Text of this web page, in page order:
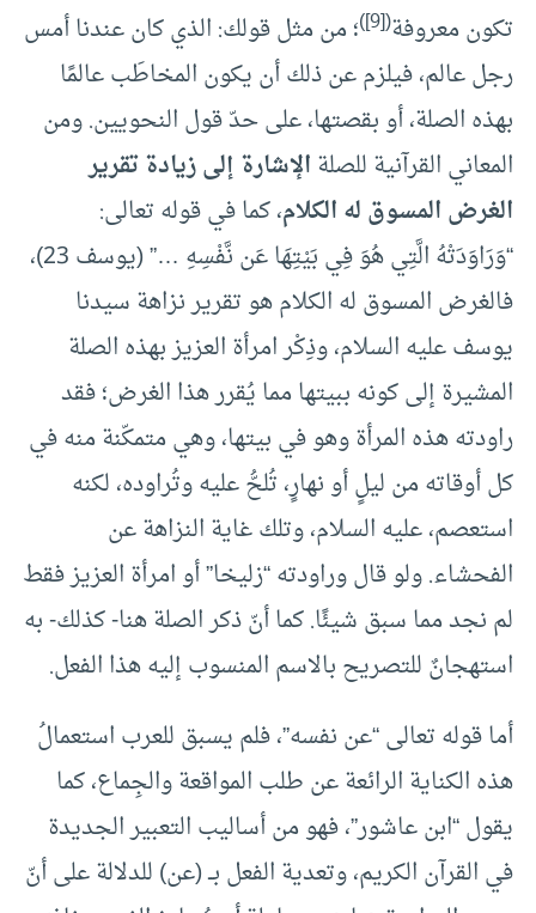
تكون معروفة(
[9]
)؛ من مثل قولك: الذي كان عندنا أمس
رجل عالم، فيلزم عن ذلك أن يكون المخاطَب عالمًا
بهذه الصلة، أو بقصتها، على حدّ قول النحويين. ومن
المعاني القرآنية للصلةالإشارة إلى زيادة تقرير
الغرض المسوق له الكلام، كما في قوله تعالى:
“وَرَاوَدَتْهُ الَّتِي هُوَ فِي بَيْتِهَا عَن نَّفْسِهِ …” (يوسف 23)،
فالغرض المسوق له الكلام هو تقرير نزاهة سيدنا
يوسف عليه السلام، وذِكْر امرأة العزيز بهذه الصلة
المشيرة إلى كونه ببيتها مما يُقرر هذا الغرض؛ فقد
راودته هذه المرأة وهو في بيتها، وهي متمكّنة منه في
كل أوقاته من ليلٍ أو نهارٍ، تُلحُّ عليه وتُراوده، لكنه
استعصم، عليه السلام، وتلك غاية النزاهة عن
الفحشاء. ولو قال وراودته “زليخا” أو امرأة العزيز فقط
لم نجد مما سبق شيئًا. كما أنّ ذكر الصلة هنا- كذلك- به
استهجانٌ للتصريح بالاسم المنسوب إليه هذا الفعل.
أما قوله تعالى “عن نفسه”، فلم يسبق للعرب استعمالُ
هذه الكناية الرائعة عن طلب المواقعة والجِماع، كما
يقول “ابن عاشور”، فهو من أساليب التعبير الجديدة
في القرآن الكريم، وتعدية الفعل بــ (عن) للدلالة على أنّ